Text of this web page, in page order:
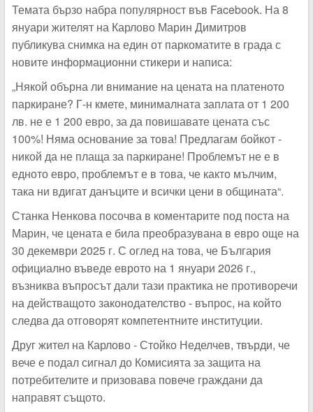
Темата бързо набра популярност във Facebook. На 8
януари жителят на Карлово Марин Димитров
публикува снимка на един от паркоматите в града с
новите информационни стикери и написа:
„Някой обърна ли внимание на цената на платеното
паркиране? Г-н кмете, минималната заплата от 1 200
лв. не е 1 200 евро, за да повишавате цената със
100%! Няма основание за това! Предлагам бойкот -
никой да не плаща за паркиране! Проблемът не е в
едното евро, проблемът е в това, че както мълчим,
така ни вдигат данъците и всички цени в общината“.
Станка Ненкова посочва в коментарите под поста на
Марин, че цената е била преобразувана в евро още на
30 декември 2025 г. С оглед на това, че България
официално въведе еврото на 1 януари 2026 г.,
възниква въпросът дали тази практика не противоречи
на действащото законодателство - въпрос, на който
следва да отговорят компетентните институции.
Друг жител на Карлово - Стойко Неделчев, твърди, че
вече е подал сигнал до Комисията за защита на
потребителите и призовава повече граждани да
направят същото.